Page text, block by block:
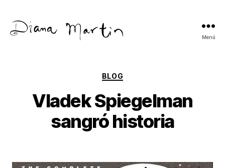
Menú
Categorías
BLOG
Vladek Spiegelman
sangró historia